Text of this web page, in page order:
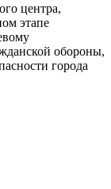
центра,
этапе
обороны,
города